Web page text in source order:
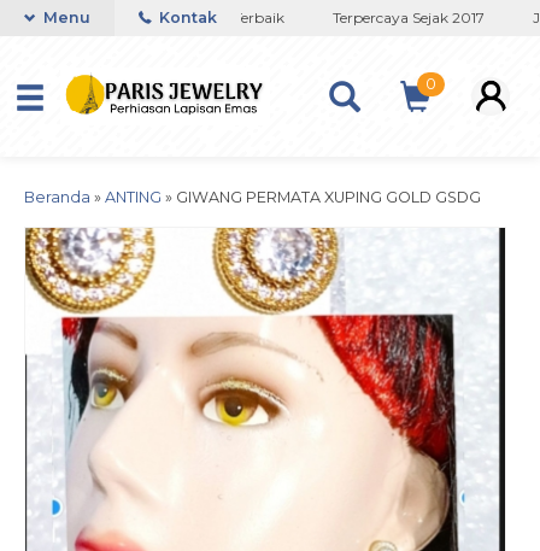
Toko Titanium Lapisan Emas Terbaik Terpercaya Sejak 2017
Menu Kontak
0
Beranda » ANTING » GIWANG PERMATA XUPING GOLD GSDG